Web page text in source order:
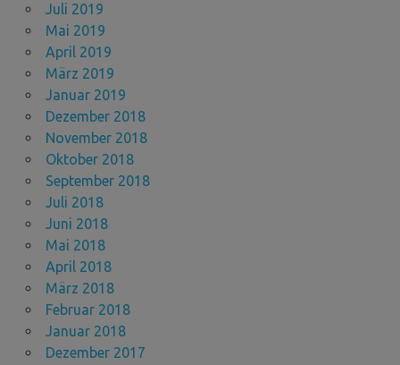
Juli 2019
Mai 2019
April 2019
März 2019
Januar 2019
Dezember 2018
November 2018
Oktober 2018
September 2018
Juli 2018
Juni 2018
Mai 2018
April 2018
März 2018
Februar 2018
Januar 2018
Dezember 2017